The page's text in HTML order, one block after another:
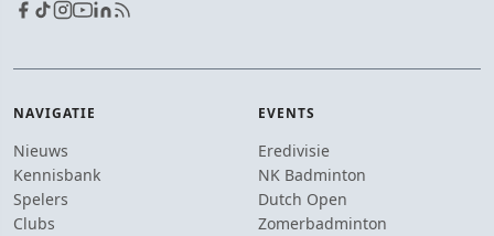
NAVIGATIE
Nieuws
Kennisbank
Spelers
Clubs
EVENTS
Eredivisie
NK Badminton
Dutch Open
Zomerbadminton